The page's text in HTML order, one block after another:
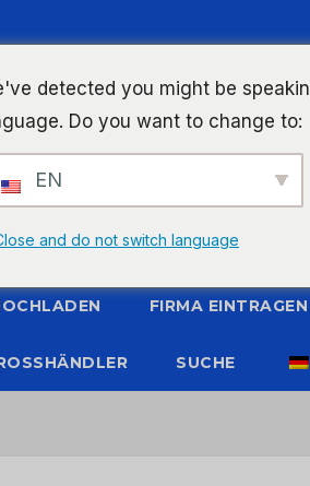
FIRMA EINTRAGEN
SUCHE
detected you might be
Do you want to change to:
EN
and do not switch language